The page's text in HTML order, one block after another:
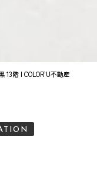
13階 | COLOR’U不動産